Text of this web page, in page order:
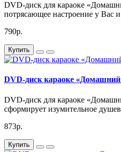
DVD-диск для караоке
потрясающее настроение у Вас
790р.
Купить
DVD-диск караоке «Домашний
DVD-диск для караоке
сформирует изумительное
873р.
Купить